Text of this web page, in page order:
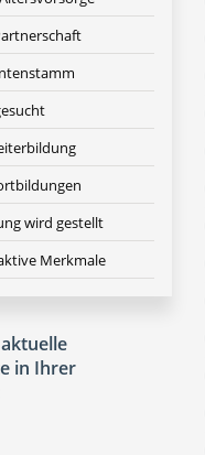
wird gestellt
Merkmale
in Ihrer